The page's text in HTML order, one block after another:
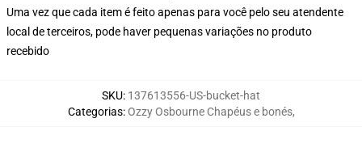
Uma vez que cada item é feito apenas para você pelo seu atendente
local de terceiros, pode haver pequenas variações no produto
recebido
SKU: 137613556-US-bucket-hat
Categorias:Ozzy Osbourne Chapéus e bonés,